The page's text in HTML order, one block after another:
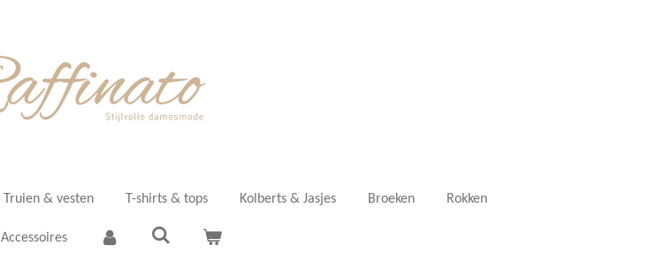
Truien & vesten T-shirts & tops Kolberts & Jasjes Broeken Rokken
Accessoires